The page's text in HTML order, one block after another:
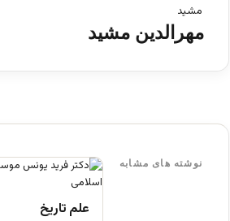
مهرالدین مشید
نوشته های مشابه
علم تاریخ